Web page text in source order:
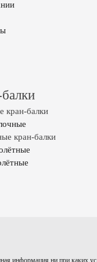
кран-балки
кран-балки
информация ни при каких